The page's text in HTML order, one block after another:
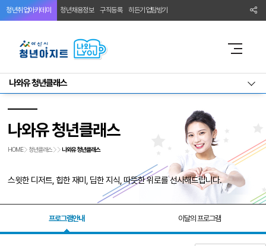
청년취업아카데미 청년채용정보 구직등록 히든기업탐방기
나와유 청년클래스
나와유 청년클래스
HOME 청년클래스 나와유 청년클래스
스윗한 디저트, 힙한 재미, 딥한 지식, 따뜻한 위로를 선사해드립니다.
프로그램안내 이달의 프로그램